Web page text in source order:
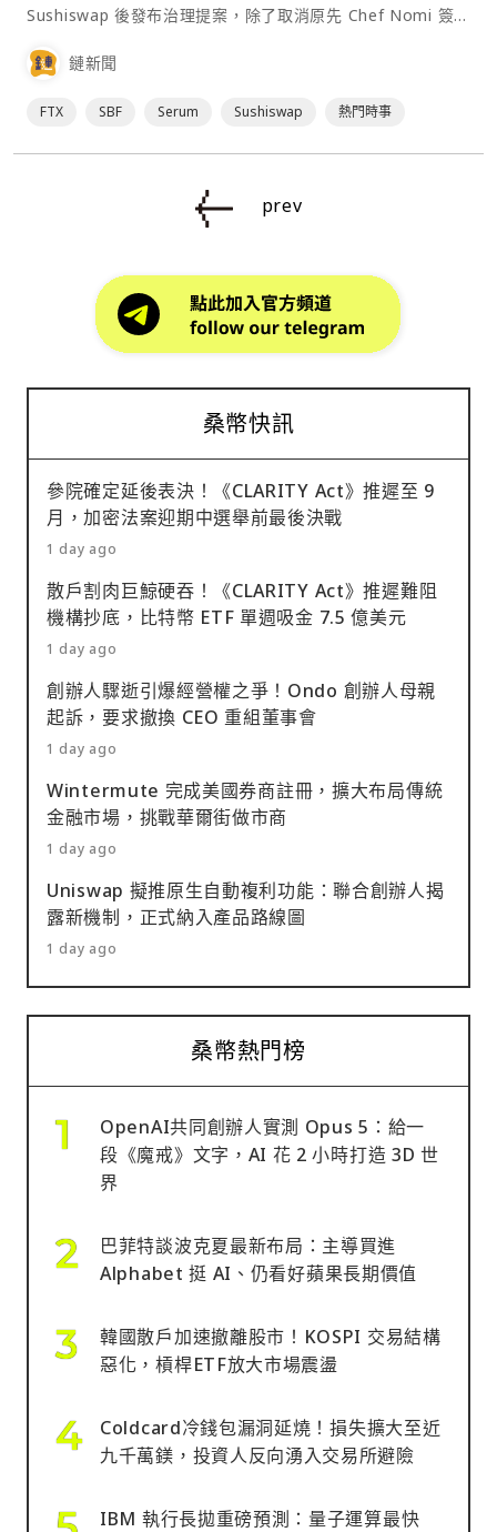
Sushiswap 後發布治理提案，除了取消原先 Chef Nomi 簽署
多重簽名，以保障治理的分散。⋯
鏈新聞
FTX SBF Serum Sushiswap 熱門時事
prev
桑幣快訊
參院確定延後表決！《CLARITY Act》推遲至 9
月，加密法案迎期中選舉前最後決戰
1 day ago
散戶割肉巨鯨硬吞！《CLARITY Act》推遲難阻
機構抄底，比特幣 ETF 單週吸金 7.5 億美元
1 day ago
創辦人驟逝引爆經營權之爭！Ondo 創辦人母親
起訴，要求撤換 CEO 重組董事會
1 day ago
Wintermute 完成美國券商註冊，擴大布局傳統
金融市場，挑戰華爾街做市商
1 day ago
Uniswap 擬推原生自動複利功能：聯合創辦人揭
露新機制，正式納入產品路線圖
1 day ago
桑幣熱門榜
OpenAI共同創辦人實測 Opus 5：給一
段《魔戒》文字，AI 花 2 小時打造 3D 世
界
巴菲特談波克夏最新布局：主導買進
Alphabet 挺 AI、仍看好蘋果長期價值
韓國散戶加速撤離股市！KOSPI 交易結構
惡化，槓桿ETF放大市場震盪
Coldcard冷錢包漏洞延燒！損失擴大至近
九千萬鎂，投資人反向湧入交易所避險
IBM 執行長拋重磅預測：量子運算最快